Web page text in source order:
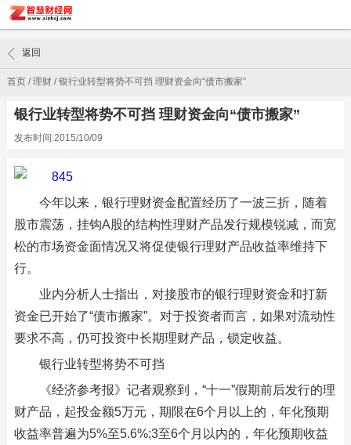
首页/理财/银行业转型将势不可挡 理财资金向“债市搬家”
返回
银行业转型将势不可挡 理财资金向“债市搬家”
发布时间:2015/10/09
今年以来，银行理财资金配置经历了一波三折，随着
股市震荡，挂钩A股的结构性理财产品发行规模锐减，而宽
松的市场资金面情况又将促使银行理财产品收益率维持下
行。
业内分析人士指出，对接股市的银行理财资金和打新
资金已开始了“债市搬家”。对于投资者而言，如果对流动性
要求不高，仍可投资中长期理财产品，锁定收益。
银行业转型将势不可挡
《经济参考报》记者观察到，“十一”假期前后发行的理
财产品，起投金额5万元，期限在6个月以上的，年化预期
收益率普遍为5%至5.6%;3至6个月以内的，年化预期收益